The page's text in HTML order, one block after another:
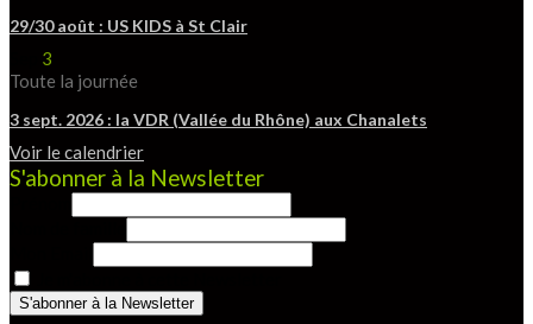
29/30 août : US KIDS à St Clair
3
Toute la journée
3 sept. 2026 : la VDR (Vallée du Rhône) aux Chanalets
Voir le calendrier
S'abonner à la Newsletter